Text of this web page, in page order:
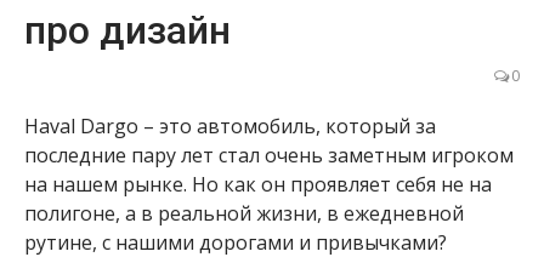
про дизайн
0
Haval Dargo – это автомобиль, который за
последние пару лет стал очень заметным игроком
на нашем рынке. Но как он проявляет себя не на
полигоне, а в реальной жизни, в ежедневной
рутине, с нашими дорогами и привычками?